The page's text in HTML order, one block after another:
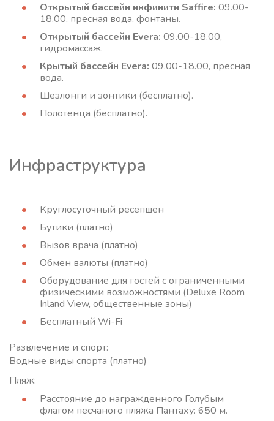
Открытый бассейн инфинити Saffire: 09.00-
18.00, пресная вода, фонтаны.
Открытый бассейн Evera: 09.00-18.00,
гидромассаж.
Крытый бассейн Evera: 09.00-18.00, пресная
вода.
Шезлонги и зонтики (бесплатно).
Полотенца (бесплатно).
Инфраструктура
Круглосуточный ресепшен
Бутики (платно)
Вызов врача (платно)
Обмен валюты (платно)
Оборудование для гостей с ограниченными
физическими возможностями (Deluxe Room
Inland View, общественные зоны)
Бесплатный Wi-Fi
Развлечение и спорт:
Водные виды спорта (платно)
Пляж:
Расстояние до награжденного Голубым
флагом песчаного пляжа Пантаху: 650 м.